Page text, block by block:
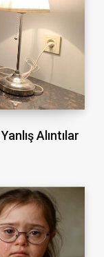
Alıntılar